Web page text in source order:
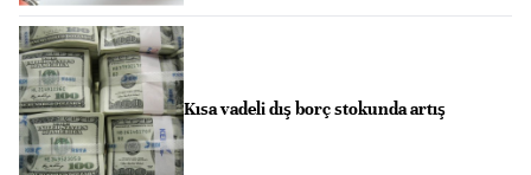
Kısa vadeli dış borç stokunda artış